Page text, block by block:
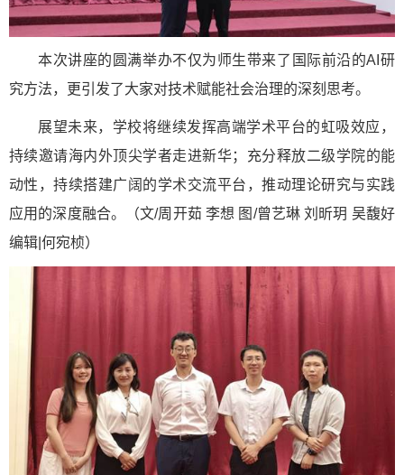
本次讲座的圆满举办不仅为师生带来了国际前沿的AI研
究方法，更引发了大家对技术赋能社会治理的深刻思考。
展望未来，学校将继续发挥高端学术平台的虹吸效应，
持续邀请海内外顶尖学者走进新华；充分释放二级学院的能
动性，持续搭建广阔的学术交流平台，推动理论研究与实践
应用的深度融合。（文/周开茹 李想 图/曾艺琳 刘昕玥 吴馥好
编辑|何宛桢）